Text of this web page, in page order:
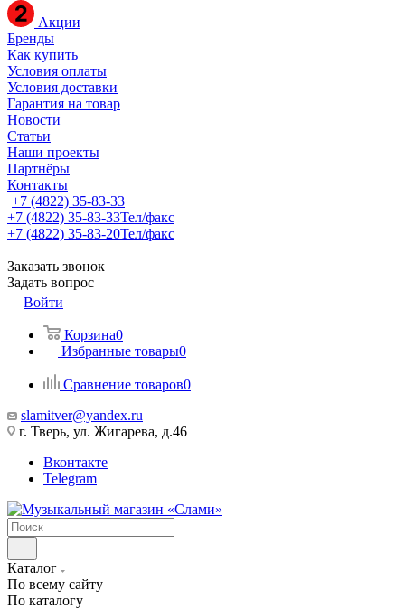
Акции
Бренды
Как купить
Условия оплаты
Условия доставки
Гарантия на товар
Новости
Статьи
Наши проекты
Партнёры
Контакты
+7 (4822) 35-83-33
+7 (4822) 35-83-33Тел/факс
+7 (4822) 35-83-20Тел/факс
Заказать звонок
Задать вопрос
Войти
Корзина0
Избранные товары0
Сравнение товаров0
slamitver@yandex.ru
г. Тверь, ул. Жигарева, д.46
Вконтакте
Telegram
Каталог
По всему сайту
По каталогу